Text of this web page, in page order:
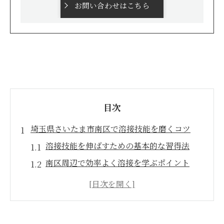
お問い合わせはこちら
目次
埼玉県さいたま市南区で溶接技能を磨くコツ
溶接技能を伸ばすための基本的な習得法
南区周辺で効率よく溶接を学ぶポイント
未経験者でも安心な溶接技能のスタート方